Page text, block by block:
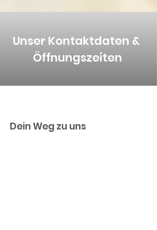
Unser Kontaktdaten &
Öffnungszeiten
Dein Weg zu uns